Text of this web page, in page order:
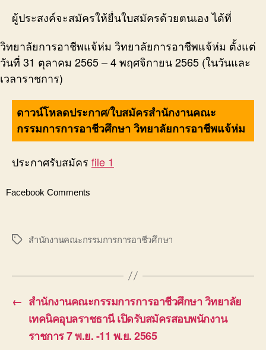
ผู้ประสงค์จะสมัครให้ยื่นใบสมัครด้วยตนเอง ได้ที่
วิทยาลัยการอาชีพแจ้ห่ม วิทยาลัยการอาชีพแจ้ห่ม ตั้งแต่
วันที่ 31 ตุลาคม 2565 – 4 พฤศจิกายน 2565 (ในวันและ
เวลาราชการ)
ดาวน์โหลดประกาศ/ใบสมัครสำนักงานคณะ
กรรมการการอาชีวศึกษา วิทยาลัยการอาชีพแจ้ห่ม
ประกาศรับสมัคร file 1
Facebook Comments
Tagsสำนักงานคณะกรรมการการอาชีวศึกษา
← สำนักงานคณะกรรมการการอาชีวศึกษา วิทยาลัย
เทคนิคอุบลราชธานี เปิดรับสมัครสอบพนักงาน
ราชการ 7 พ.ย. -11 พ.ย. 2565